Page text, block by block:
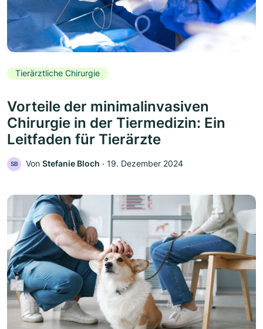
Tierärztliche Chirurgie
Vorteile der minimalinvasiven
Chirurgie in der Tiermedizin: Ein
Leitfaden für Tierärzte
SB Von Stefanie Bloch ‧ 19. Dezember 2024